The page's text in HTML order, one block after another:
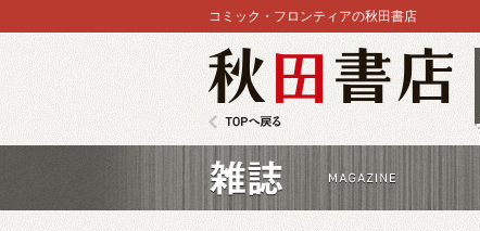
コミック・フロンティアの秋田書店